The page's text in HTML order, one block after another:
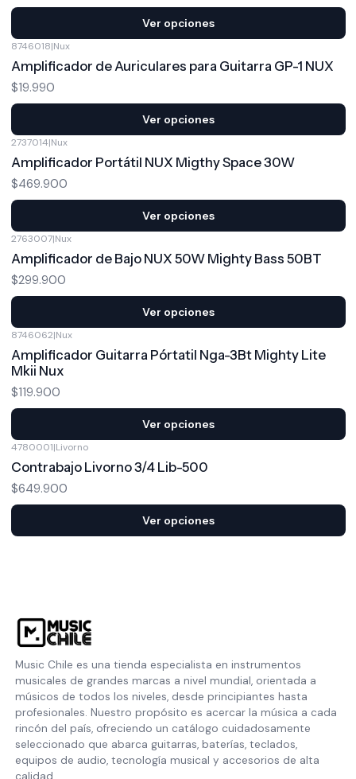
Ver opciones
8746018|Nux
Amplificador de Auriculares para Guitarra GP-1 NUX
$19.990
Ver opciones
2737014|Nux
Amplificador Portátil NUX Migthy Space 30W
$469.900
Ver opciones
2763007|Nux
Amplificador de Bajo NUX 50W Mighty Bass 50BT
$299.900
Ver opciones
8746062|Nux
Amplificador Guitarra Pórtatil Nga-3Bt Mighty Lite
Mkii Nux
$119.900
Ver opciones
4780001|Livorno
Contrabajo Livorno 3/4 Lib-500
$649.900
Ver opciones
Music Chile es una tienda especialista en instrumentos
musicales de grandes marcas a nivel mundial, orientada a
músicos de todos los niveles, desde principiantes hasta
profesionales. Nuestro propósito es acercar la música a cada
rincón del país, ofreciendo un catálogo cuidadosamente
seleccionado que abarca guitarras, baterías, teclados,
equipos de audio, tecnología musical y accesorios de alta
calidad.